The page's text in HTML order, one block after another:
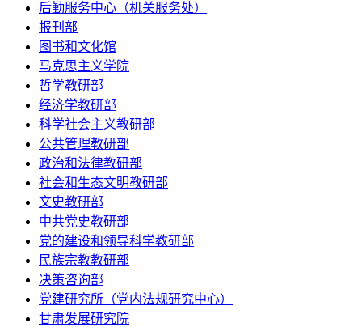
后勤服务中心（机关服务处）
报刊部
图书和文化馆
马克思主义学院
哲学教研部
经济学教研部
科学社会主义教研部
公共管理教研部
政治和法律教研部
社会和生态文明教研部
文史教研部
中共党史教研部
党的建设和领导科学教研部
民族宗教教研部
决策咨询部
党建研究所（党内法规研究中心）
甘肃发展研究院